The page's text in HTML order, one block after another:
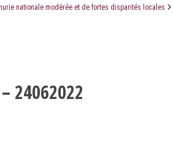
nationale modérée et de fortes disparités locales
24062022